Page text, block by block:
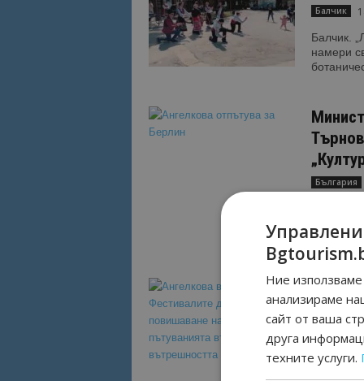
Балчик
Балчик.
намери
България
открие
за
Ние
анализираме
сайт от ваша
друга
техните услуги.